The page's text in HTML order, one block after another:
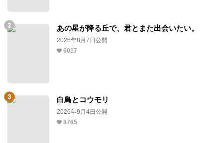
あの星が降る丘で、君とまた出会いたい。
2026年8月7日公開
6017
白鳥とコウモリ
2026年9月4日公開
8765